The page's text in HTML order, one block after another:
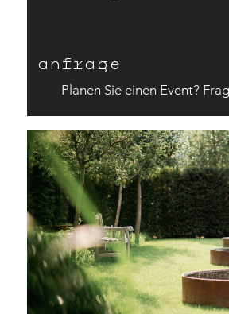
anfrage
Planen Sie einen Event?